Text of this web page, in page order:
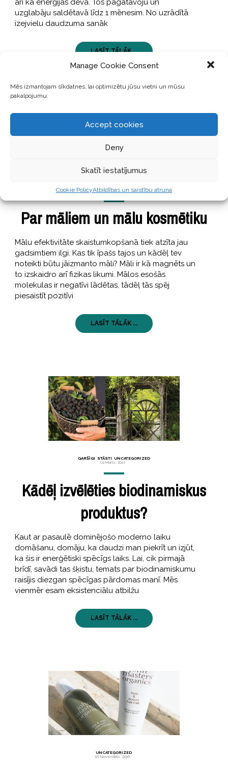
Manage Cookie Consent
Mēs izmantojam sīkdatnes, lai optimizētu jūsu vietni un mūsu
pakalpojumu.
Accept cookies
Deny
Skatīt iestatījumus
Cookie PolicyAtbildības un saistību atruna
arī kā enerģijas deva. Tos pagatavoju un
uzglabāju saldētavā līdz 1 mēnesim. No uzrādītā
izejvielu daudzuma sanāk
LASĪT TĀLĀK ...
17 Augustss, 2017
Par māliem un mālu kosmētiku
Mālu efektivitāte skaistumkopšanā tiek atzīta jau
gadsimtiem ilgi. Kas tik īpašs tajos un kādēļ tev
noteikti būtu jāizmanto māli? Māli ir kā magnēts un
to izskaidro arī fizikas likumi. Mālos esošās
molekulas ir negatīvi lādētas, tādēļ tās spēj
piesaistīt pozitīvi
LASĪT TĀLĀK ...
GARŠĪGI STĀSTI UNCATEGORIZED
02 Marts, 2017
Kādēļ izvēlēties biodinamiskus
produktus?
Kaut ar pasaulē dominējošo moderno laiku
domāšanu, domāju, ka daudzi man piekrīt un izjūt,
ka šis ir enerģētiski spēcīgs laiks. Lai, cik pirmajā
brīdī, savādi tas šķistu, temats par biodinamiskumu
raisījis diezgan spēcīgas pārdomas manī. Mēs
vienmēr esam eksistenciālu atbilžu
LASĪT TĀLĀK ...
UNCATEGORIZED
16 Novembris, 2016